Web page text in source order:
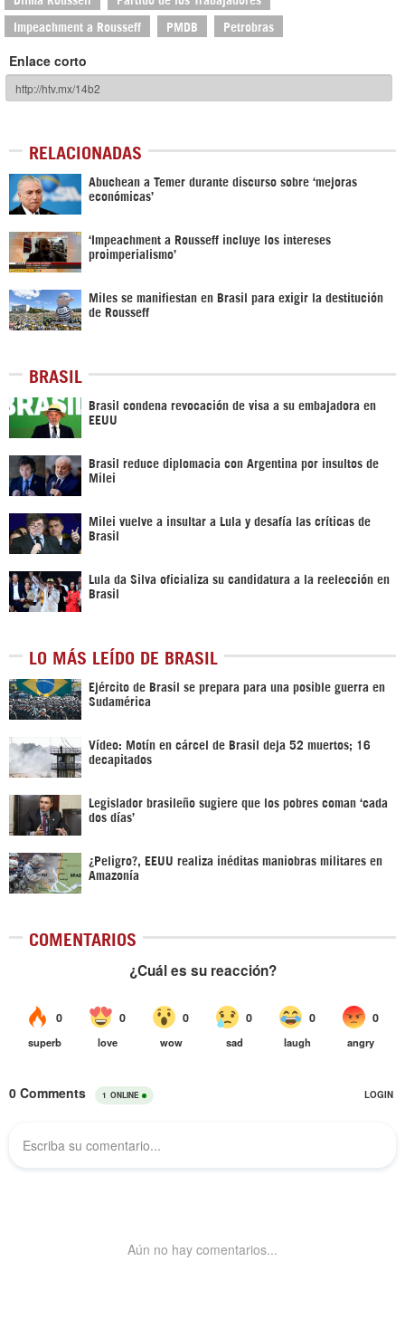
Impeachment a Rousseff PMDB Petrobras
Enlace corto
RELACIONADAS
Abuchean a Temer durante discurso sobre ‘mejoras
económicas’
‘Impeachment a Rousseff incluye los intereses
proimperialismo’
Miles se manifiestan en Brasil para exigir la destitución
de Rousseff
BRASIL
Brasil condena revocación de visa a su embajadora en
EEUU
Brasil reduce diplomacia con Argentina por insultos de
Milei
Milei vuelve a insultar a Lula y desafía las críticas de
Brasil
Lula da Silva oficializa su candidatura a la reelección en
Brasil
LO MÁS LEÍDO DE BRASIL
Ejército de Brasil se prepara para una posible guerra en
Sudamérica
Vídeo: Motín en cárcel de Brasil deja 52 muertos; 16
decapitados
Legislador brasileño sugiere que los pobres coman ‘cada
dos días’
¿Peligro?, EEUU realiza inéditas maniobras militares en
Amazonía
COMENTARIOS